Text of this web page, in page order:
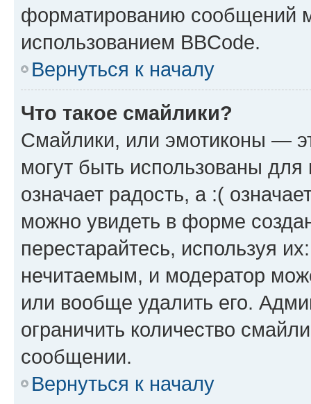
форматированию сообщений
использованием BBCode.
Вернуться к началу
Что такое смайлики?
Смайлики, или эмотиконы —
могут быть использованы
означает радость, а :(
можно увидеть в форме
перестарайтесь, используя
нечитаемым, и модератор
или вообще удалить его.
ограничить количество
сообщении.
Вернуться к началу